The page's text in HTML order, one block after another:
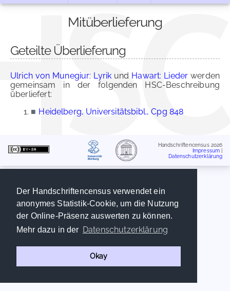
Der Handschriftencensus verwendet ein
anonymes Statistik-Cookie, um die Nutzung
der Online-Präsenz auswerten zu können.
Mehr dazu in der Datenschutzerklärung
Okay
Mitüberlieferung
Geteilte Überlieferung
Ulrich von Munegiur: Lyrik und Hawart: Lieder werden
gemeinsam in der folgenden HSC-Beschreibung
überliefert:
■ Heidelberg, Universitätsbibl., Cpg 848
Handschriftencensus 2026
Impressum
Datenschutzerklärung